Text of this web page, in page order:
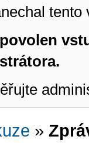
tento
»